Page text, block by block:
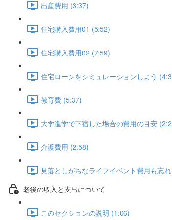
出産費用 (3:37)
住宅購入費用01 (5:52)
住宅購入費用02 (7:59)
住宅ローンをシミュレーションしよう
教育費 (5:37)
大学進学で下宿した場合の費用の目安
介護費用 (2:58)
見落としがちなライフイベント費用も忘
老後の収入と支出について
このセクションの説明 (1:06)